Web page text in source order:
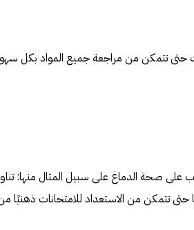
حتى تتمكن من مراجعة جميع المواد بكل
على صحة الدماغ على سبيل المثال منها:
حتى تتمكن من الاستعداد للامتحانات ذهنيًا